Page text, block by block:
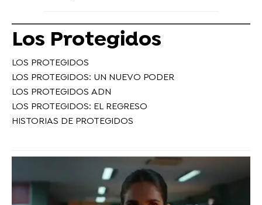
Los Protegidos
LOS PROTEGIDOS
LOS PROTEGIDOS: UN NUEVO PODER
LOS PROTEGIDOS ADN
LOS PROTEGIDOS: EL REGRESO
HISTORIAS DE PROTEGIDOS